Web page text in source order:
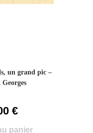
un grand pic –
€
panier